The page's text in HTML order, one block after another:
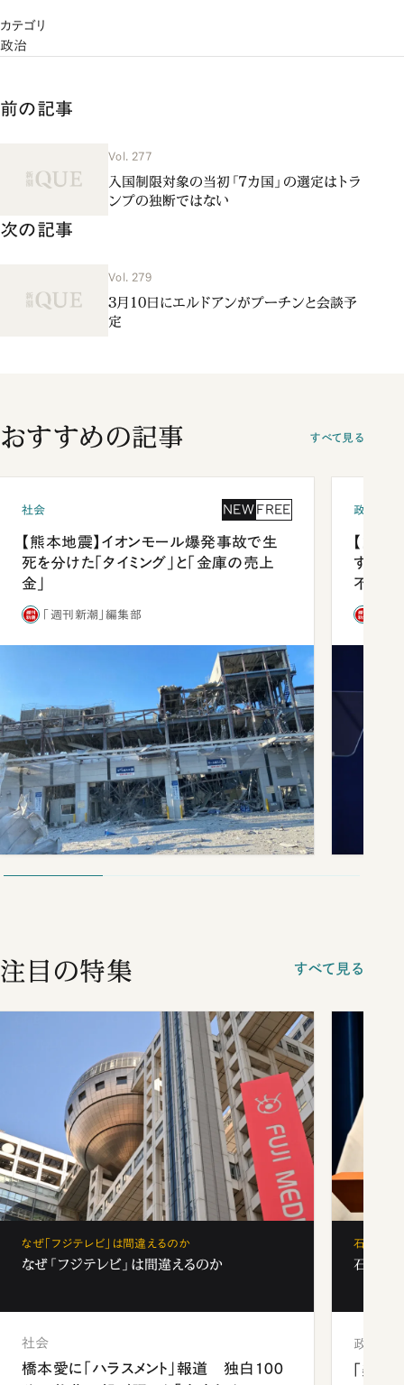
カテゴリ
政治
前の記事
Vol. 277
入国制限対象の当初「７カ国」の選定はトラ
ンプの独断ではない
次の記事
Vol. 279
3月10日にエルドアンがプーチンと会談予
定
おすすめの記事 すべて見る
社会 NEW FREE
【熊本地震】イオンモール爆発事故で生
死を分けた「タイミング」と「金庫の売上
金」
「週刊新潮」編集部
政治
【内閣
する人
不仲説
注目の特集 すべて見る
なぜ「フジテレビ」は間違えるのか
なぜ「フジテレビ」は間違えるのか
社会
橋本愛に「ハラスメント」報道 独白100
石破茂、
石破茂
政治
「楽し